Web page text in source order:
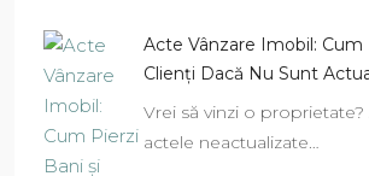
Acte Vânzare Imobil: Cum
Clienți Dacă Nu Sunt
Vrei să vinzi o proprietate?
actele neactualizate…